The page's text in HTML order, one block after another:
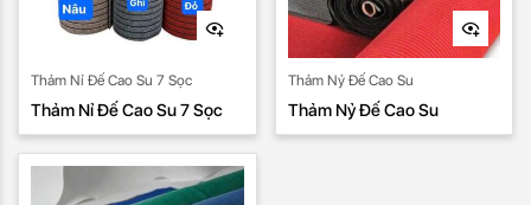
Thảm Nỉ Đế Cao Su 7 Sọc
Thảm Nỉ Đế Cao Su 7 Sọc
Thảm Nỷ Đế Cao Su
Thảm Nỷ Đế Cao Su